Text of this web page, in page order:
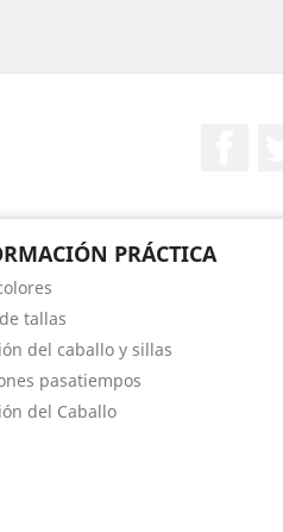
PRÁCTICA
tallas
del caballo y sillas
pasatiempos
del Caballo